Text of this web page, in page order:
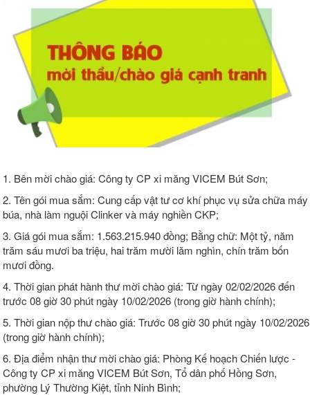
1. Bên mời chào giá: Công ty CP xi măng VICEM Bút Sơn;
2. Tên gói mua sắm: Cung cấp vật tư cơ khí phục vụ sửa chữa máy
búa, nhà làm nguội Clinker và máy nghiền CKP;
3. Giá gói mua sắm: 1.563.215.940 đồng; Bằng chữ: Một tỷ, năm
trăm sáu mươi ba triệu, hai trăm mười lăm nghìn, chín trăm bốn
mươi đồng.
4. Thời gian phát hành thư mời chào giá: Từ ngày 02/02/2026 đến
trước 08 giờ 30 phút ngày 10/02/2026 (trong giờ hành chính);
5. Thời gian nộp thư chào giá: Trước 08 giờ 30 phút ngày 10/02/2026
(trong giờ hành chính);
6. Địa điểm nhận thư mời chào giá: Phòng Kế hoạch Chiến lược -
Công ty CP xi măng VICEM Bút Sơn, Tổ dân phố Hồng Sơn,
phường Lý Thường Kiệt, tỉnh Ninh Bình;